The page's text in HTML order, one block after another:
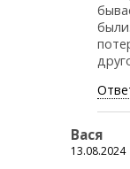
Вася
13.08.2024